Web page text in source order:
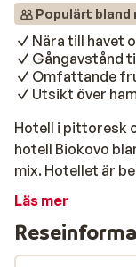
Populärt bland
Nära till havet
Gångavstånd
Omfattande
Utsikt över
Hotell i pittoresk
hotell Biokovo
mix. Hotellet är
Makarska direkt
hotellets
svalka dig är det
Läs mer